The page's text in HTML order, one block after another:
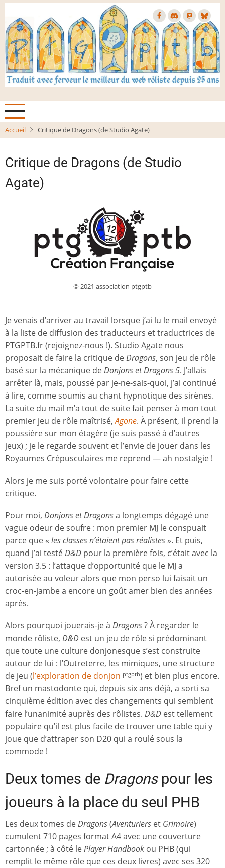
Aller
contenu
principal
Accueil Critique de Dragons (de Studio Agate)
Critique de Dragons (de Studio
Agate)
© 2021 association ptgptb
Je venais d’arriver au travail lorsque j’ai lu le mail envoyé
à la liste de diffusion des traducteurs et traductrices de
PTGPTB.fr (rejoignez-nous !). Studio Agate nous
proposait de faire la critique deDragons, son jeu de rôle
basé sur la mécanique deDonjons et Dragons 5. J’allais
arrêter là, mais, poussé par je-ne-sais-quoi, j’ai continué
à lire, comme soumis au chant hypnotique des sirènes.
La suite du mail m’a tout de suite fait penser à mon tout
premier jeu de rôle maîtrisé,Agone. À présent, il prend la
poussière sur mon étagère (je suis passé à d’autres
jeux) ; je le regarde souvent et l’envie de jouer dans les
Royaumes Crépusculaires me reprend — ah nostalgie !
Alors je me suis porté volontaire pour faire cette
critique.
Pour moi, Donjons et Dragonsa longtemps dégagé une
vague odeur de soufre : mon premier MJ le conspuait
parce que « les classes n’étaient pas réalistes ». Et puis,
quand j’ai testéD&D pour la première fois, c’était avec la
version 3.5 : l’attaque d’opportunité que le MJ a
autorisée au voleur alors que mon perso lui faisait un
croc-en-jambe a encore un goût amer bien des années
après.
Alors pourquoi jouerais-je à Dragons? À regarder le
monde rôliste, D&D est un jeu de rôle si prédominant
que toute une culture donjonesque s’est construite
autour de lui : l’Outreterre, les mimiques, une structure
de jeu (l’exploration de donjon ptgptb) et bien plus encore.
Bref un mastodonte qui, depuis six ans déjà, a sorti sa
cinquième édition avec des changements qui semblent
faire l’unanimité auprès des rôlistes. D&D est tellement
populaire qu’il est plus facile de trouver une table qui y
joue que d’attraper son D20 qui a roulé sous la
commode !
Deux tomes de Dragonspour les
joueurs à la place du seul PHB
Les deux tomes deDragons(Aventuriers et Grimoire)
cumulent 710 pages format A4 avec une couverture
cartonnée ; à côté lePlayer Handbook ou PHB (qui
remplit le même rôle que ces deux livres) avec ses 320